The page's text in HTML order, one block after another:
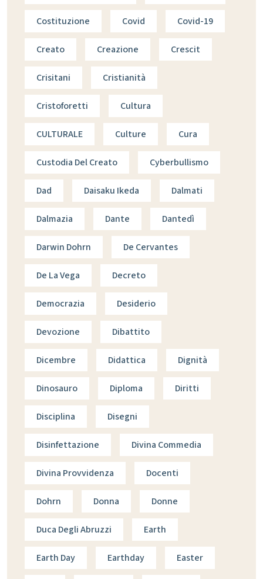
Costituzione Covid Covid-19
Creato Creazione Crescit
Crisitani Cristianità
Cristoforetti Cultura
CULTURALE Culture Cura
Custodia Del Creato Cyberbullismo
Dad Daisaku Ikeda Dalmati
Dalmazia Dante Dantedì
Darwin Dohrn De Cervantes
De La Vega Decreto
Democrazia Desiderio
Devozione Dibattito
Dicembre Didattica Dignità
Dinosauro Diploma Diritti
Disciplina Disegni
Disinfettazione Divina Commedia
Divina Provvidenza Docenti
Dohrn Donna Donne
Duca Degli Abruzzi Earth
Earth Day Earthday Easter